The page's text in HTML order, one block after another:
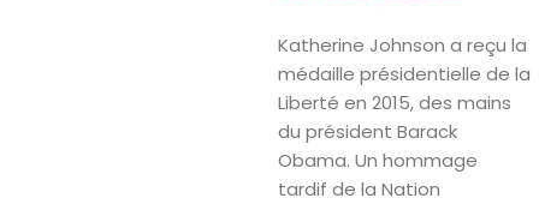
Katherine Johnson a reçu la
médaille présidentielle de la
Liberté en 2015, des mains
du président Barack
Obama. Un hommage
tardif de la Nation